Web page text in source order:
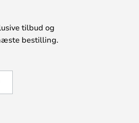
tilbud og
bestilling.